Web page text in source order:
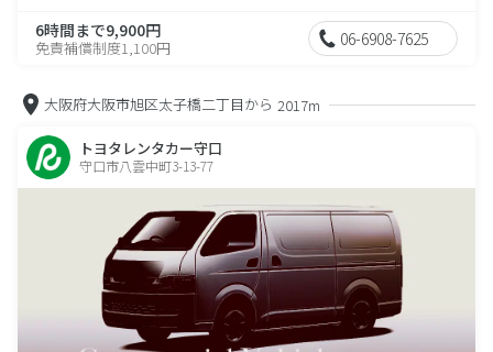
6時間まで9,900円
免責補償制度1,100円 06-6908-7625
大阪府大阪市旭区太子橋二丁目から 2017m
トヨタレンタカー守口
守口市八雲中町3-13-77